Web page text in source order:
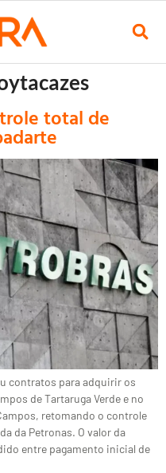
total de
contratos para adquirir os
de Tartaruga Verde e no
retomando o controle
da Petronas. O valor da
entre pagamento inicial de